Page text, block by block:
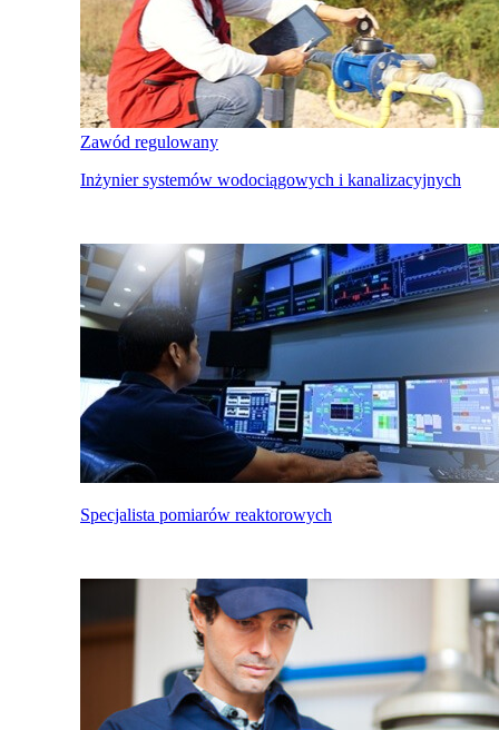
Zawód regulowany
Inżynier systemów wodociągowych i kanalizacyjnych
Specjalista pomiarów reaktorowych